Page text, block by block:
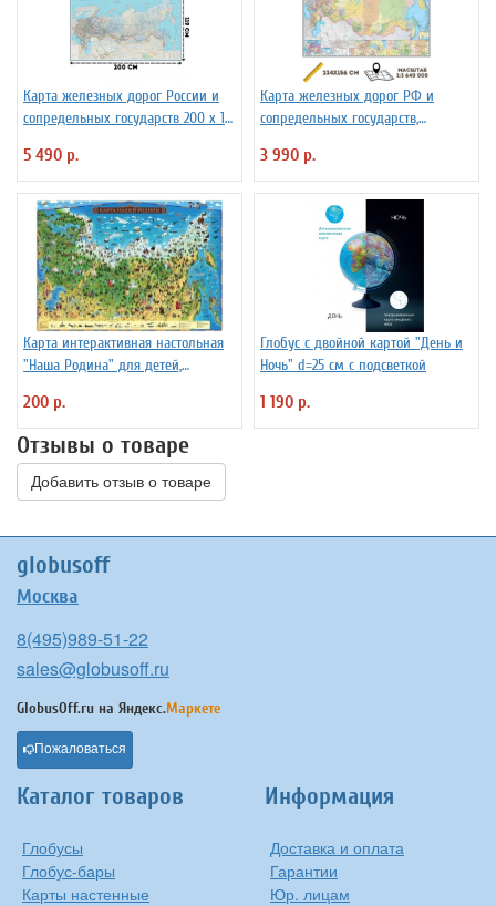
Карта железных дорог России и
сопредельных государств 200 х 119
5 490 р.
Карта железных дорог РФ и
сопредельных государств,
3 990 р.
Карта интерактивная настольная
"Наша Родина" для детей,
200 р.
Глобус с двойной картой "День и
Ночь" d=25 см с подсветкой
1 190 р.
Отзывы о товаре
Добавить отзыв о товаре
globusoff
Москва
8(495)989-51-22
sales@globusoff.ru
GlobusOff.ru на Яндекс.Маркете
Пожаловаться
Каталог товаров
Глобусы
Глобус-бары
Карты настенные
Информация
Доставка и оплата
Гарантии
Юр. лицам